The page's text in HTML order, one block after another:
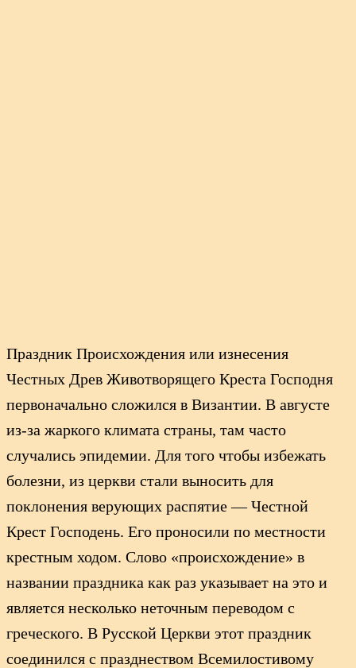
Праздник Происхождения или изнесения
Честных Древ Животворящего Креста Господня
первоначально сложился в Византии. В августе
из-за жаркого климата страны, там часто
случались эпидемии. Для того чтобы избежать
болезни, из церкви стали выносить для
поклонения верующих распятие — Честной
Крест Господень. Его проносили по местности
крестным ходом. Слово «происхождение» в
названии праздника как раз указывает на это и
является несколько неточным переводом с
греческого. В Русской Церкви этот праздник
соединился с празднеством Всемилостивому